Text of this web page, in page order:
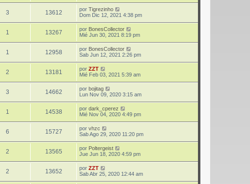
3 13612 por Tigrezinho
Dom Dic 12, 2021 4:38 pm
1 13267 por BonesCollector
Mié Jun 30, 2021 8:19 pm
1 12958 por BonesCollector
Sab Jun 12, 2021 2:26 pm
2 13181 por ZZT
Mié Feb 03, 2021 5:39 am
3 14662 por bojitag
Lun Nov 09, 2020 3:15 am
1 14538 por dark_cperez
Mié Nov 04, 2020 4:49 pm
6 15727 por vhzc
Sab Ago 29, 2020 11:20 pm
2 13565 por Poltergeist
Jue Jun 18, 2020 4:59 pm
2 13652 por ZZT
Sab Abr 25, 2020 12:44 am